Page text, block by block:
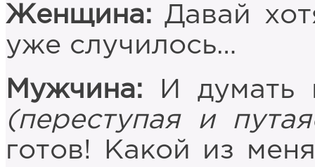
Женщина: Давай
уже случилось…
Мужчина: И думать
(переступая и
готов! Какой из